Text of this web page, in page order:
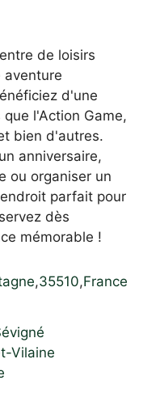
de loisirs
aventure
d'une
l'Action Game,
bien d'autres.
anniversaire,
ou organiser un
parfait pour
dès
mémorable !
,35510,France
Vilaine